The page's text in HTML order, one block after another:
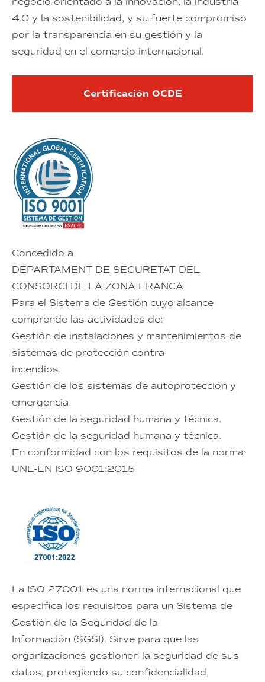
4.0 y la sostenibilidad, y su fuerte compromiso
por la transparencia en su gestión y la
seguridad en el comercio internacional.
Certificación OCDE
Concedido a
DEPARTAMENT DE SEGURETAT DEL
CONSORCI DE LA ZONA FRANCA
Para el Sistema de Gestión cuyo alcance
comprende las actividades de:
Gestión de instalaciones y mantenimientos de
sistemas de protección contra
incendios.
Gestión de los sistemas de autoprotección y
emergencia.
Gestión de la seguridad humana y técnica.
Gestión de la seguridad humana y técnica.
En conformidad con los requisitos de la norma:
UNE-EN ISO 9001:2015
La ISO 27001 es una norma internacional que
especifica los requisitos para un Sistema de
Gestión de la Seguridad de la
Información (SGSI). Sirve para que las
organizaciones gestionen la seguridad de sus
datos, protegiendo su confidencialidad,